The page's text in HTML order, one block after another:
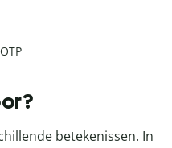
betekenissen. In